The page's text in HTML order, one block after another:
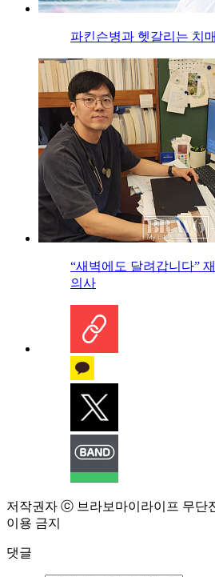
파킨슨병과 헷갈리는 치
“새벽에도 달려갑니다”
의사
저작권자 ⓒ 브라보마이라이프 무단
이용 금지
댓글